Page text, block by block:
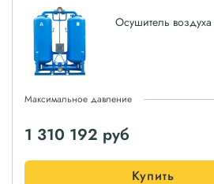
Осушитель
Максимальное давление
1 310 192 руб
Купить